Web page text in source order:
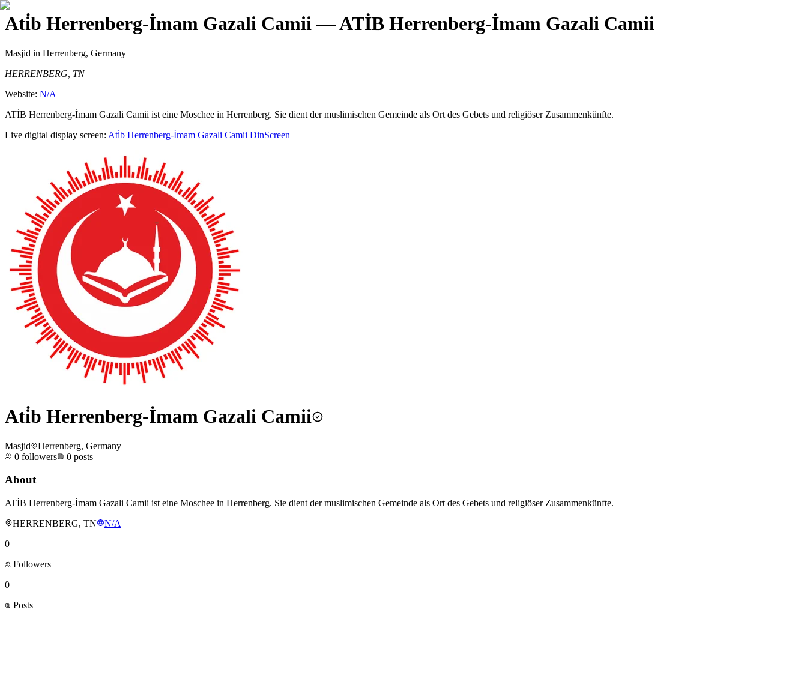
Ati̇b Herrenberg-İmam Gazali Camii— ATİB Herrenberg-İmam Gazali Camii
Masjid in Herrenberg, Germany
HERRENBERG, TN
Website: N/A
ATİB Herrenberg-İmam Gazali Camii ist eine Moschee in Herrenberg. Sie dient der muslimischen Gemeinde als Ort des Gebets und religiöser Zusammenkünfte.
Live digital display screen: Ati̇b Herrenberg-İmam Gazali Camii DinScreen
Ati̇b Herrenberg-İmam Gazali Camii
Masjid
Herrenberg, Germany
0 followers 0 posts
About
ATİB Herrenberg-İmam Gazali Camii ist eine Moschee in Herrenberg. Sie dient der muslimischen Gemeinde als Ort des Gebets und religiöser Zusammenkünfte.
HERRENBERG, TN
N/A
0
Followers
0
Posts